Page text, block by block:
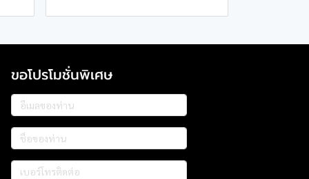
ขอโปรโมชั่นพิเศษ